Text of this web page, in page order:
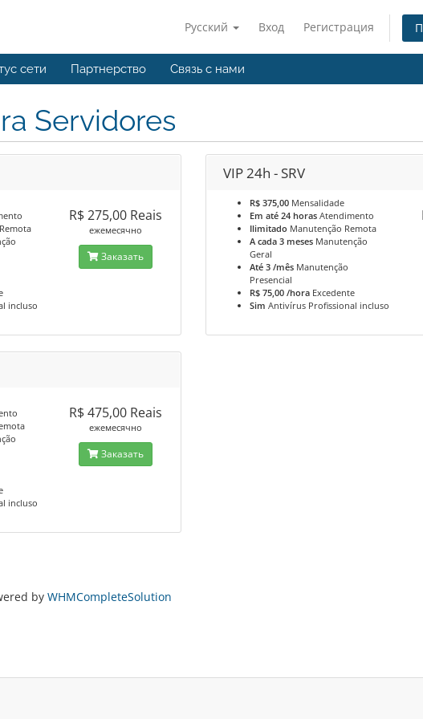
Русский Вход Регистрация
сети Партнерство Связь с нами
Servidores
incluso
R$ 275,00 Reais
ежемесячно
Заказать
VIP 24h - SRV
R$ 375,00 Mensalidade
Em até 24 horas Atendimento
Ilimitado Manutenção Remota
A cada 3 meses Manutenção
Geral
Até 3 /mês Manutenção
Presencial
R$ 75,00 /hora Excedente
Sim Antivírus Profissional incluso
incluso
R$ 475,00 Reais
ежемесячно
Заказать
by WHMCompleteSolution